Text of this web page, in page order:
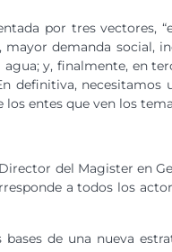
por tres vectores,
demanda social,
y, finalmente, en
definitiva, necesitamos
entes que ven los
del Magister en
a todos los
de una nueva